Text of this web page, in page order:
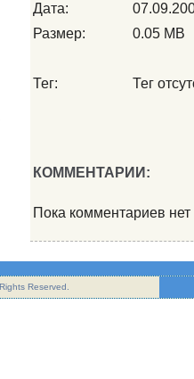
Дата:
Размер:
0.05 MB
Тег: Тег
КОММЕНТАРИИ:
Пока комментариев нет
Reserved.